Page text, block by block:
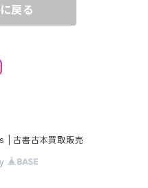
戻る
| 古書古本買取販売